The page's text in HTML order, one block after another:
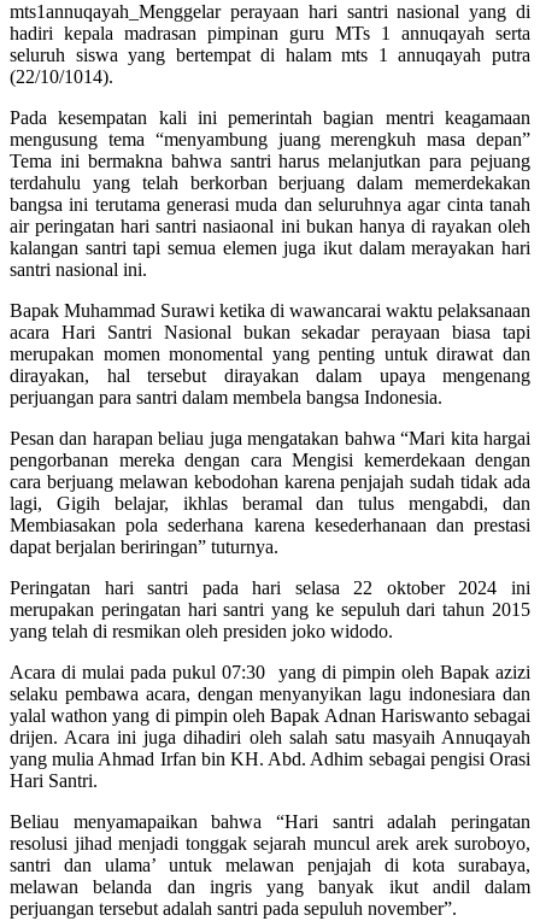
mts1annuqayah_Menggelar perayaan hari santri nasional yang di
hadiri kepala madrasan pimpinan guru MTs 1 annuqayah serta
seluruh siswa yang bertempat di halam mts 1 annuqayah putra
(22/10/1014).
Pada kesempatan kali ini pemerintah bagian mentri keagamaan
mengusung tema “menyambung juang merengkuh masa depan”
Tema ini bermakna bahwa santri harus melanjutkan para pejuang
terdahulu yang telah berkorban berjuang dalam memerdekakan
bangsa ini terutama generasi muda dan seluruhnya agar cinta tanah
air peringatan hari santri nasiaonal ini bukan hanya di rayakan oleh
kalangan santri tapi semua elemen juga ikut dalam merayakan hari
santri nasional ini.
Bapak Muhammad Surawi ketika di wawancarai waktu pelaksanaan
acara Hari Santri Nasional bukan sekadar perayaan biasa tapi
merupakan momen monomental yang penting untuk dirawat dan
dirayakan, hal tersebut dirayakan dalam upaya mengenang
perjuangan para santri dalam membela bangsa Indonesia.
Pesan dan harapan beliau juga mengatakan bahwa “Mari kita hargai
pengorbanan mereka dengan cara Mengisi kemerdekaan dengan
cara berjuang melawan kebodohan karena penjajah sudah tidak ada
lagi, Gigih belajar, ikhlas beramal dan tulus mengabdi, dan
Membiasakan pola sederhana karena kesederhanaan dan prestasi
dapat berjalan beriringan” tuturnya.
Peringatan hari santri pada hari selasa 22 oktober 2024 ini
merupakan peringatan hari santri yang ke sepuluh dari tahun 2015
yang telah di resmikan oleh presiden joko widodo.
Acara di mulai pada pukul 07:30 yang di pimpin oleh Bapak azizi
selaku pembawa acara, dengan menyanyikan lagu indonesiara dan
yalal wathon yang di pimpin oleh Bapak Adnan Hariswanto sebagai
drijen. Acara ini juga dihadiri oleh salah satu masyaih Annuqayah
yang mulia Ahmad Irfan bin KH. Abd. Adhim sebagai pengisi Orasi
Hari Santri.
Beliau menyamapaikan bahwa “Hari santri adalah peringatan
resolusi jihad menjadi tonggak sejarah muncul arek arek suroboyo,
santri dan ulama’ untuk melawan penjajah di kota surabaya,
melawan belanda dan ingris yang banyak ikut andil dalam
perjuangan tersebut adalah santri pada sepuluh november”.